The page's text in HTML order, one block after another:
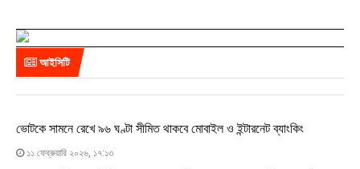
আইসিটি
ভোটকে সামনে রেখে ৯৬ ঘণ্টা সীমিত থাকবে মোবাইল ও ইন্টারনেট ব্যাংকিং
১১ ফেব্রুয়ারি ২০২৬, ১৭:১৩